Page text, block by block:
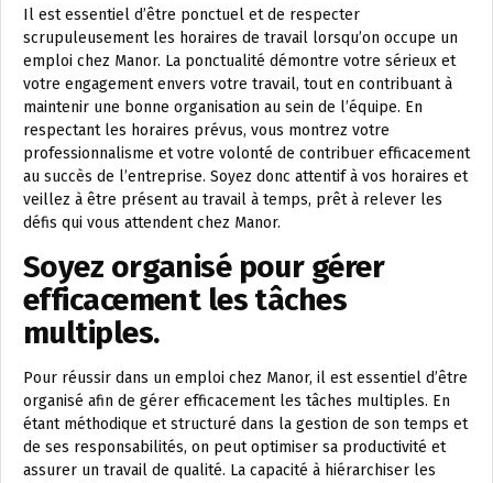
Il est essentiel d’être ponctuel et de respecter
scrupuleusement les horaires de travail lorsqu’on occupe un
emploi chez Manor. La ponctualité démontre votre sérieux et
votre engagement envers votre travail, tout en contribuant à
maintenir une bonne organisation au sein de l’équipe. En
respectant les horaires prévus, vous montrez votre
professionnalisme et votre volonté de contribuer efficacement
au succès de l’entreprise. Soyez donc attentif à vos horaires et
veillez à être présent au travail à temps, prêt à relever les
défis qui vous attendent chez Manor.
Soyez organisé pour gérer
efficacement les tâches
multiples.
Pour réussir dans un emploi chez Manor, il est essentiel d’être
organisé afin de gérer efficacement les tâches multiples. En
étant méthodique et structuré dans la gestion de son temps et
de ses responsabilités, on peut optimiser sa productivité et
assurer un travail de qualité. La capacité à hiérarchiser les